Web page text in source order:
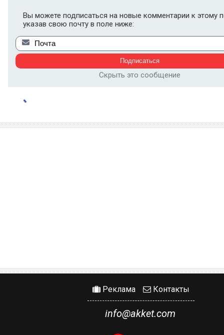
Вы можете подписаться на новые комментарии к этому
указав свою почту в поле ниже:
Скрыть это сообщение
Реклама Контакты
info@akket.com